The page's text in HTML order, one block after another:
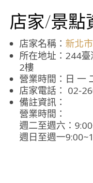
店家/景點
店家名稱： 新北
所在地址：244
2樓
營業時間：日 一
店家電話： 02-
備註資訊：
營業時間：
週二至週六：
週日至週一